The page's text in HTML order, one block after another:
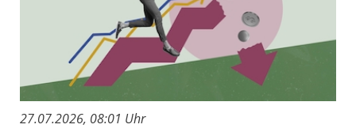
27.07.2026, 08:01 Uhr